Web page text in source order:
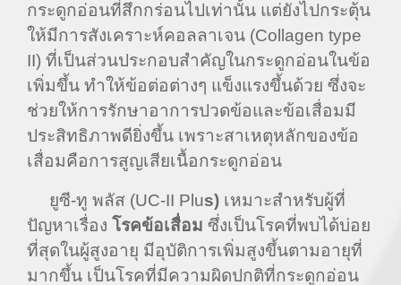
กระดูกอ่อนที่สึกกร่อนไปเท่านั้น แต่ยังไปกระตุ้น
ให้มีการสังเคราะห์คอลลาเจน (Collagen type
II) ที่เป็นส่วนประกอบสำคัญในกระดูกอ่อนในข้อ
เพิ่มขึ้น ทำให้ข้อต่อต่างๆ แข็งแรงขึ้นด้วย ซึ่งจะ
ช่วยให้การรักษาอาการปวดข้อและข้อเสื่อมมี
ประสิทธิภาพดียิ่งขึ้น เพราะสาเหตุหลักของข้อ
เสื่อมคือการสูญเสียเนื้อกระดูกอ่อน
ยูซี-ทู พลัส (UC-II Plus) เหมาะสำหรับผู้ที่
ปัญหาเรื่อง โรคข้อเสื่อม ซึ่งเป็นโรคที่พบได้บ่อย
ที่สุดในผู้สูงอายุ มีอุบัติการเพิ่มสูงขึ้นตามอายุที่
มากขึ้น เป็นโรคที่มีความผิดปกติที่กระดูกอ่อน